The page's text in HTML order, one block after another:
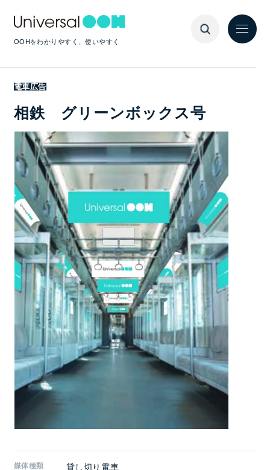
OOHをわかりやすく、使いやすく
電車広告
相鉄 グリーンボックス号
媒体種類 貸し切り電車